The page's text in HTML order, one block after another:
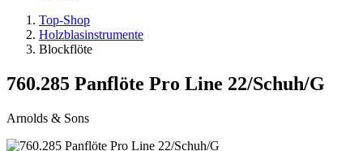
Top-Shop
Holzblasinstrumente
Blockflöte
760.285 Panflöte Pro Line 22/Schuh/G
Arnolds & Sons